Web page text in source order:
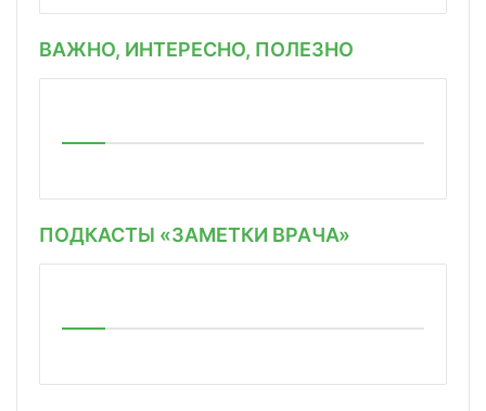
ВАЖНО, ИНТЕРЕСНО, ПОЛЕЗНО
ПОДКАСТЫ «ЗАМЕТКИ ВРАЧА»